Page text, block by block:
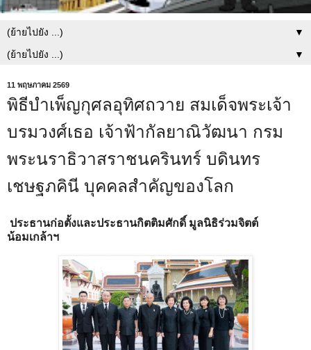
▼
▼
11 พฤษภาคม 2569
พิธีบำเพ็ญกุศลอุทิศถวาย สมเด็จพระเจ้า
บรมวงศ์เธอ เจ้าฟ้ากัลยาณิวัฒนา กรม
พระนราธิวาสราชนครินทร์ บดินทร
เชษฐภคินี บุคคลสำคัญของโลก
ประธานก่อตั้งและประธานกิตติมศักดิ์ มูลนิธิร่วมจิตต์
น้อมเกล้าฯ